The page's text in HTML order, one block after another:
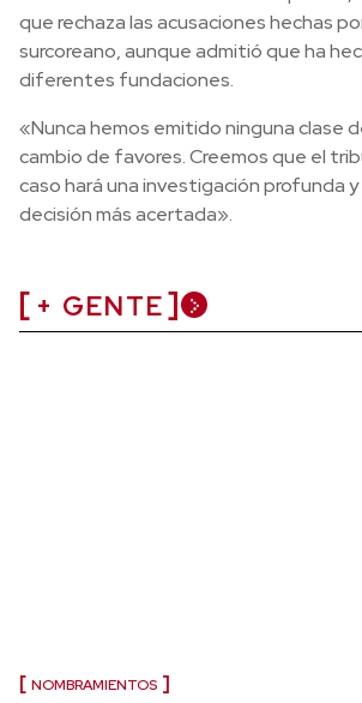
que rechaza las acusaciones hechas
surcoreano, aunque admitió que ha
diferentes fundaciones.
«Nunca hemos emitido ninguna clase
cambio de favores. Creemos que el
caso hará una investigación profunda
decisión más acertada».
+ GENTE
NOMBRAMIENTOS